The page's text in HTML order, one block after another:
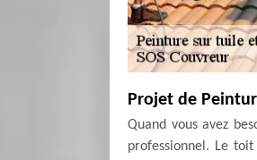
Projet de
Quand vous avez
professionnel. Le